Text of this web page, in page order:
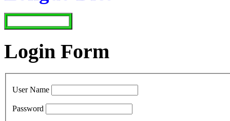
Login Form
User Name
Password